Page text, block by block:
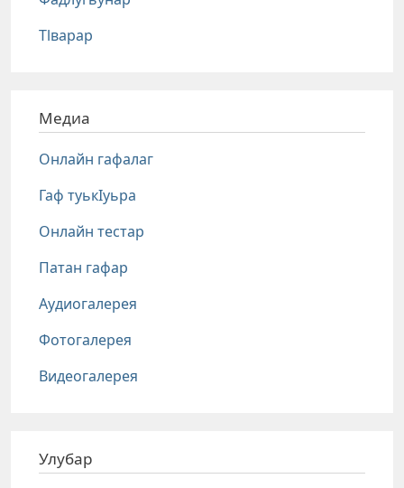
Тlварар
Медиа
Онлайн гафалаг
Гаф туькIуьра
Онлайн тестар
Патан гафар
Аудиогалерея
Фотогалерея
Видеогалерея
Улубар